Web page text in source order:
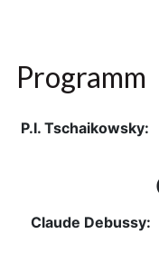
Programm
P.I. Tschaikowsky:
Claude Debussy: